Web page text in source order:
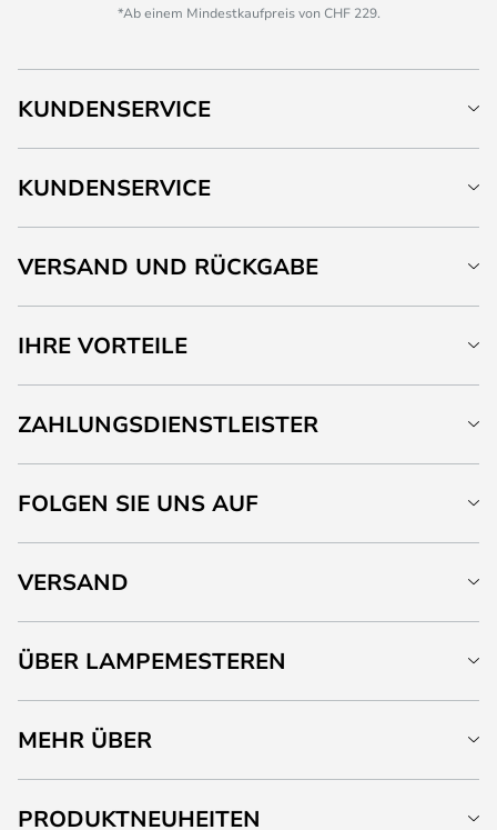
*Ab einem Mindestkaufpreis von CHF 229.
KUNDENSERVICE
KUNDENSERVICE
VERSAND UND RÜCKGABE
IHRE VORTEILE
ZAHLUNGSDIENSTLEISTER
FOLGEN SIE UNS AUF
VERSAND
ÜBER LAMPEMESTEREN
MEHR ÜBER
PRODUKTNEUHEITEN